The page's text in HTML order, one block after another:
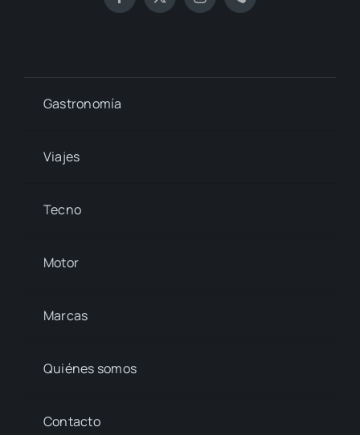
Gastronomía
Viajes
Tecno
Motor
Marcas
Quiénes somos
Contacto